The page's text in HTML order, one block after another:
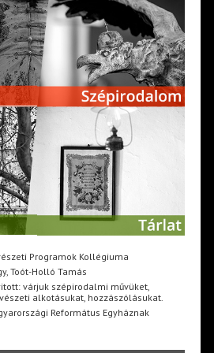
Programok Kollégiuma
Toót-Holló Tamás
várjuk szépirodalmi művüket,
alkotásukat, hozzászólásukat.
Református Egyháznak